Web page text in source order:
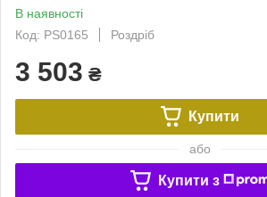
В наявності
Код: PS0165
Роздріб
3 503 ₴
Купити
або
Купити з